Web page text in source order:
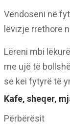
Vendoseni në
lëvizje rrethore
Lëreni mbi
me ujë të
se kei fytyrë të
Kafe, sheqer,
Përbërësit